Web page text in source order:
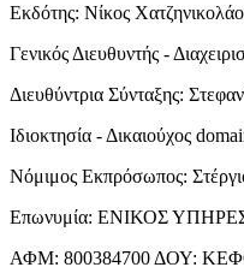
Εκδότης: Νίκος
Γενικός Διευθυντής -
Διευθύντρια Σύνταξης:
Ιδιοκτησία - Δικαιούχος
Νόμιμος Εκπρόσωπος:
Επωνυμία: ΕΝΙΚΟΣ
ΑΦΜ: 800384700 ΔΟΥ: